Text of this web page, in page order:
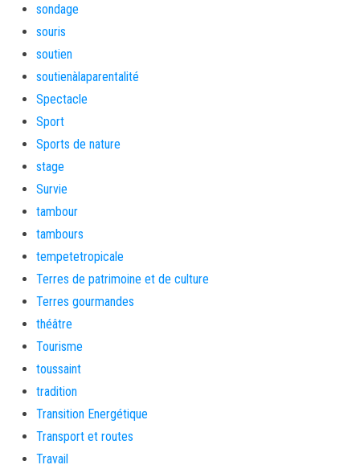
sondage
souris
soutien
soutienàlaparentalité
Spectacle
Sport
Sports de nature
stage
Survie
tambour
tambours
tempetetropicale
Terres de patrimoine et de culture
Terres gourmandes
théâtre
Tourisme
toussaint
tradition
Transition Energétique
Transport et routes
Travail